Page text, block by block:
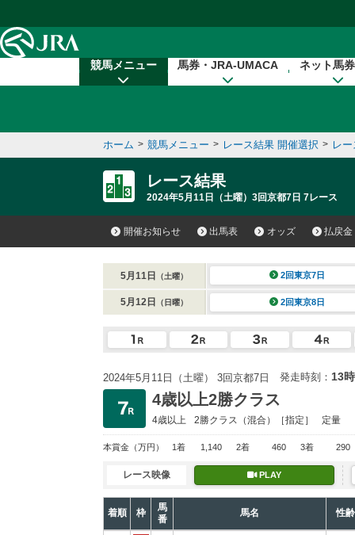
競馬メニュー 馬券・JRA-UMACA ネット馬
ホーム > 競馬メニュー > レース結果 開催選択 > レ
レース結果
2024年5月11日（土曜）3回京都7日 7レース
開催お知らせ 出馬表 オッズ 払戻金
5月11日 （土曜） 2回東京7日
5月12日 （日曜） 2回東京8日
2024年5月11日（土曜） 3回京都7日 発走時刻： 13
4歳以上2勝クラス
4歳以上 2勝クラス （混合）［指定］ 定量
本賞金 （万円） 1着 1,140 2着 460 3着 290
レース映像 PLAY
着順 枠
馬
番
馬名 性齢